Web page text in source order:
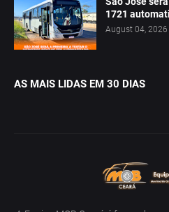
1721
August 04, 2026
AS MAIS LIDAS EM 30 DIAS